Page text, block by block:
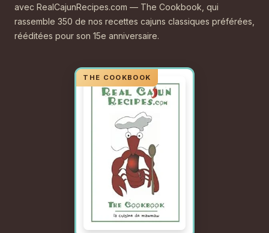
avec RealCajunRecipes.com — The Cookbook, qui
rassemble 350 de nos recettes cajuns classiques préférées,
rééditées pour son 15e anniversaire.